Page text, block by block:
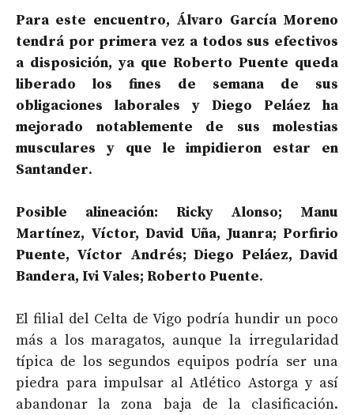
Para este encuentro, Álvaro García Moreno
tendrá por primera vez a todos sus efectivos
a disposición, ya que Roberto Puente queda
liberado los fines de semana de sus
obligaciones laborales y Diego Peláez ha
mejorado notablemente de sus molestias
musculares y que le impidieron estar en
Santander.
Posible alineación: Ricky Alonso; Manu
Martínez, Víctor, David Uña, Juanra; Porfirio
Puente, Víctor Andrés; Diego Peláez, David
Bandera, Ivi Vales; Roberto Puente.
El filial del Celta de Vigo podría hundir un poco
más a los maragatos, aunque la irregularidad
típica de los segundos equipos podría ser una
piedra para impulsar al Atlético Astorga y así
abandonar la zona baja de la clasificación.